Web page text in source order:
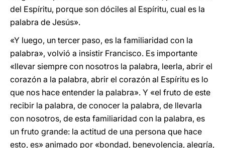
del Espíritu, porque son dóciles al Espíritu, cual es la
palabra de Jesús».
«Y luego, un tercer paso, es la familiaridad con la
palabra», volvió a insistir Francisco. Es importante
«llevar siempre con nosotros la palabra, leerla, abrir el
corazón a la palabra, abrir el corazón al Espíritu es lo
que nos hace entender la palabra». Y «el fruto de este
recibir la palabra, de conocer la palabra, de llevarla
con nosotros, de esta familiaridad con la palabra, es
un fruto grande: la actitud de una persona que hace
esto, es» animado por «bondad, benevolencia, alegría,